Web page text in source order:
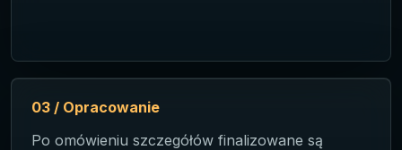
03 / Opracowanie
Po omówieniu szczegółów finalizowane są